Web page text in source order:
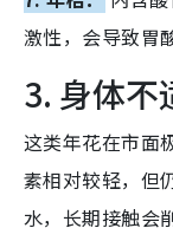
激性，会导致胃
3. 身体不
这类年花在市面
素相对较轻，但
水，长期接触会